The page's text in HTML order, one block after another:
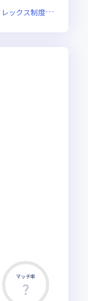
ックス制度あり
マッチ率